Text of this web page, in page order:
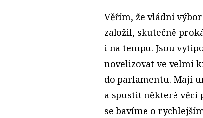
Věřím, že vládní
založil, skutečně
i na tempu. Jsou
novelizovat ve velmi
do parlamentu. Mají
a spustit některé věci
se bavíme o